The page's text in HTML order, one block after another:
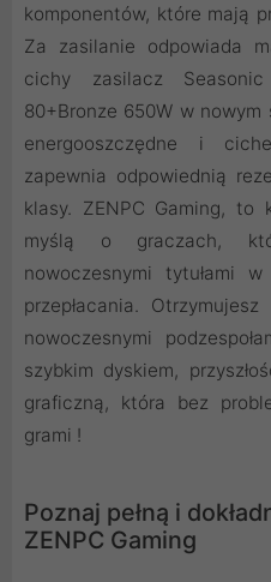
komponentów, które mają
Za zasilanie odpowiada
cichy zasilacz
80+Bronze 650W w
energooszczędne i
zapewnia odpowiednią
klasy. ZENPC Gaming, to
myślą o graczach,
nowoczesnymi tytułami
przepłacania.
nowoczesnymi
szybkim dyskiem,
graficzną, która bez
grami !
Poznaj pełną i
ZENPC Gaming